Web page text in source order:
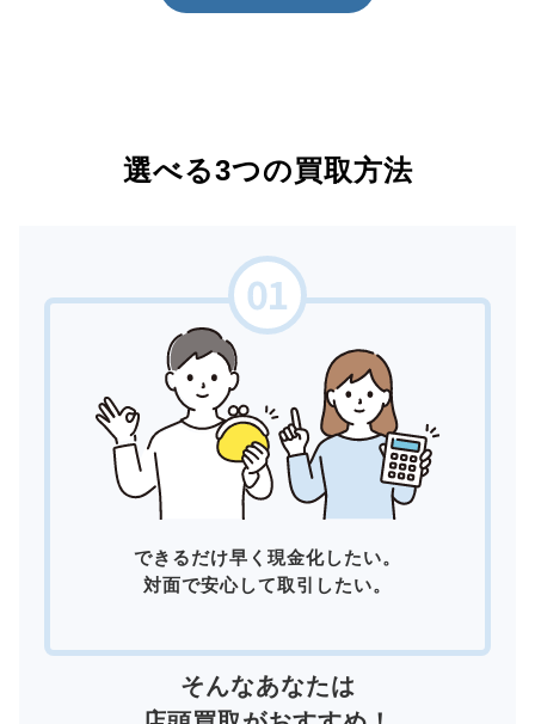
選べる3つの買取方法
できるだけ早く現金化したい。
対面で安心して取引したい。
そんなあなたは